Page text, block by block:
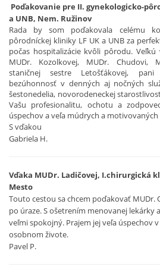
Poďakovanie pre II. gynekologicko-
a UNB, Nem. Ružinov
Rada by som poďakovala celému
pôrodníckej kliniky LF UK a UNB za
počas hospitalizácie kvôli pôrodu.
MUDr. Kozolkovej, MUDr. Chudovi,
staničnej sestre Letošťákovej,
bezúhonnosť v denných aj nočných
šestonedelia, novorodeneckej
Vašu profesionalitu, ochotu a
úspechov a veľa múdrych a
S vďakou
Gabriela H.
Vďaka MUDr. Ladičovej, I.chirurgická
Mesto
Touto cestou sa chcem poďakovať MUDr.
po úraze. S ošetrením menovanej lekárky
veľmi spokojný. Prajem jej veľa úspechov
osobnom živote.
Pavel P.